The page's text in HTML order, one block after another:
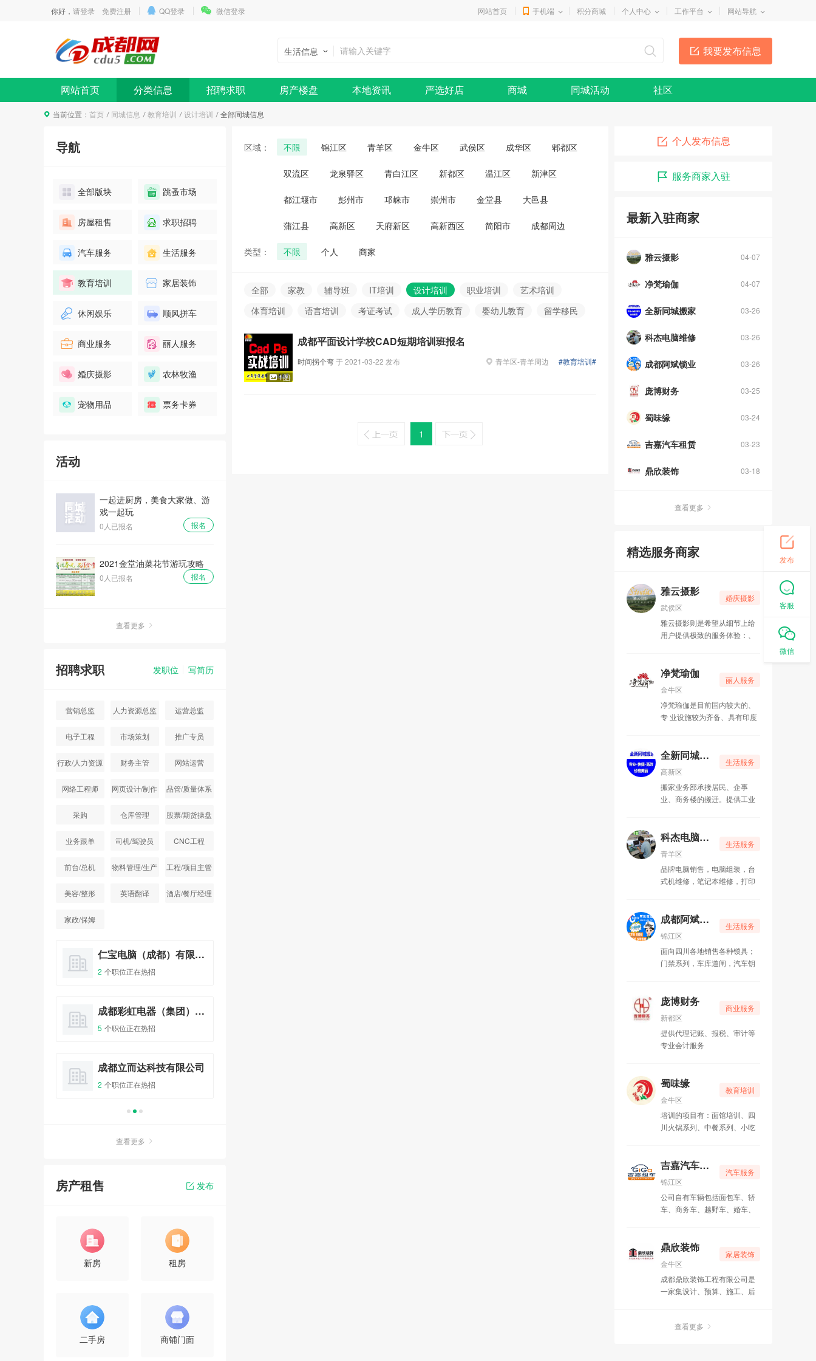
你好， 请登录 免费注册 QQ登录 微信登录 网站首页 手机端 积分商城 个人中心 工作平台 网站导航
我要发布信息
生活信息
网站首页 分类信息 招聘求职 房产楼盘 本地资讯 严选好店 商城 同城活动 社区
当前位置： 首页 同城信息 教育培训 设计培训 全部同城信息
导航
全部版块 跳蚤市场
房屋租售 求职招聘
汽车服务 生活服务
教育培训 家居装饰
休闲娱乐 顺风拼车
商业服务 丽人服务
婚庆摄影 农林牧渔
宠物用品 票务卡券
活动
一起进厨房，美食大家做、游
戏一起玩
报名
0人已报名
2021金堂油菜花节游玩攻略
报名
0人已报名
查看更多
发职位 写简历
招聘求职
营销总监 人力资源总监 运营总监
电子工程 市场策划 推广专员
行政/人力资源
财务主管 网站运营
网络工程师 网页设计/制作 品管/质量体系
采购 仓库管理
股票/期货操盘
业务跟单 司机/驾驶员 CNC工程
前台/总机
物料管理/生产
工程/项目主管
美容/整形 英语翻译 酒店/餐厅经理
家政/保姆
仁宝电脑（成都）有限公司
2 个职位正在热招
成都彩虹电器（集团）股份有限公司
5 个职位正在热招
成都立而达科技有限公司
2 个职位正在热招
查看更多
房产租售 发布
新房 租房
二手房 商铺门面
区域： 不限 锦江区 青羊区 金牛区 武侯区 成华区 郫都区
双流区 龙泉驿区 青白江区 新都区 温江区 新津区
都江堰市 彭州市 邛崃市 崇州市 金堂县 大邑县
蒲江县 高新区 天府新区 高新西区 简阳市 成都周边
类型： 不限 个人 商家
全部 家教 辅导班 IT培训 设计培训 职业培训
艺术培训
体育培训
语言培训 考证考试 成人学历教育 婴幼儿教育 留学移民
1图
成都平面设计学校CAD短期培训班报名
时间拐个弯于2021-03-22 发布 青羊区-青羊周边 #教育培训#
1
个人发布信息
服务商家入驻
最新入驻商家
04-07
雅云摄影
04-07
净梵瑜伽
03-26
全新同城搬家
03-26
科杰电脑维修
03-26
成都阿斌锁业
03-25
庞博财务
03-24
蜀味缘
03-23
吉嘉汽车租赁
03-18
鼎欣装饰
查看更多
精选服务商家
婚庆摄影
雅云摄影
武侯区
雅云摄影则是希望从细节上给
用户提供极致的服务体验：、
的安心包（里面都是免费的一
次性消耗品）、国际一线品牌
化妆品等等，雅云团队都做了
精心的调研挑选与配备。
丽人服务
净梵瑜伽
金牛区
净梵瑜伽是目前国内较大的、
专 业设施较为齐备、具有印度
生活服务
全新同城搬家
高新区
搬家业务部承接居民、企事
业、商务楼的搬迁。提供工业
具、以及管道疏通等配套服
务。 空调业务部承接新风
系统设计、通风管道制作、分
体空调安装、维修、冷库设计
安装电动机、发电机维修、绕
翻新、地板打蜡、灯具清洗、
家电清洁、开荒保洁瓷砖美缝
生活服务
科杰电脑维修
青羊区
品牌电脑销售，电脑组装，台
式机维修，笔记本维修，打印
控上门维修，网络上门维护，
做您身边的IT服务专家 。
生活服务
成都阿斌锁业
锦江区
面向四川各地销售各种锁具；
门禁系列，车库道闸，汽车钥
和销售安装各类锁具及指纹锁
商业服务
庞博财务
新都区
提供代理记账、报税、审计等
专业会计服务
教育培训
蜀味缘
金牛区
培训的项目有：面馆培训、四
川火锅系列、中餐系列、小吃
味特色菜品。
汽车服务
吉嘉汽车租赁
锦江区
公司自有车辆包括面包车、轿
车、商务车、越野车、婚车、
家居装饰
鼎欣装饰
金牛区
成都鼎欣装饰工程有限公司是
一家集设计、预算、施工、后
查看更多
发布
客服
微信